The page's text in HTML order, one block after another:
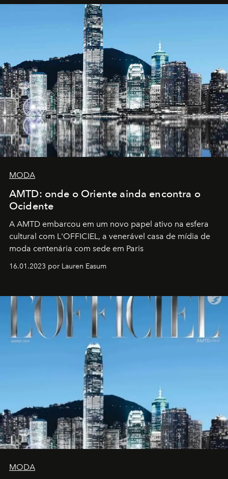
MODA
AMTD: onde o Oriente ainda encontra o
Ocidente
A AMTD embarcou em um novo papel ativo na esfera
cultural com L'OFFICIEL, a venerável casa de mídia de
moda centenária com sede em Paris
16.01.2023 por Lauren Easum
MODA